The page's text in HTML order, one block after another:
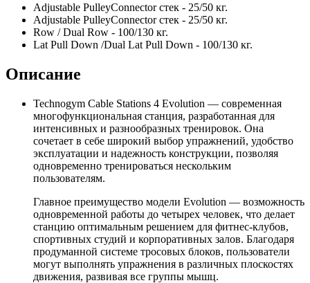
Adjustable PulleyConnector стек - 25/50 кг.
Adjustable PulleyConnector стек - 25/50 кг.
Row / Dual Row - 100/130 кг.
Lat Pull Down /Dual Lat Pull Down - 100/130 кг.
Описание
Technogym Cable Stations 4 Evolution — современная
многофункциональная станция, разработанная для
интенсивных и разнообразных тренировок. Она
сочетает в себе широкий выбор упражнений, удобство
эксплуатации и надежность конструкции, позволяя
одновременно тренироваться нескольким
пользователям.
Главное преимущество модели Evolution — возможность
одновременной работы до четырех человек, что делает
станцию оптимальным решением для фитнес-клубов,
спортивных студий и корпоративных залов. Благодаря
продуманной системе тросовых блоков, пользователи
могут выполнять упражнения в различных плоскостях
движения, развивая все группы мышц.